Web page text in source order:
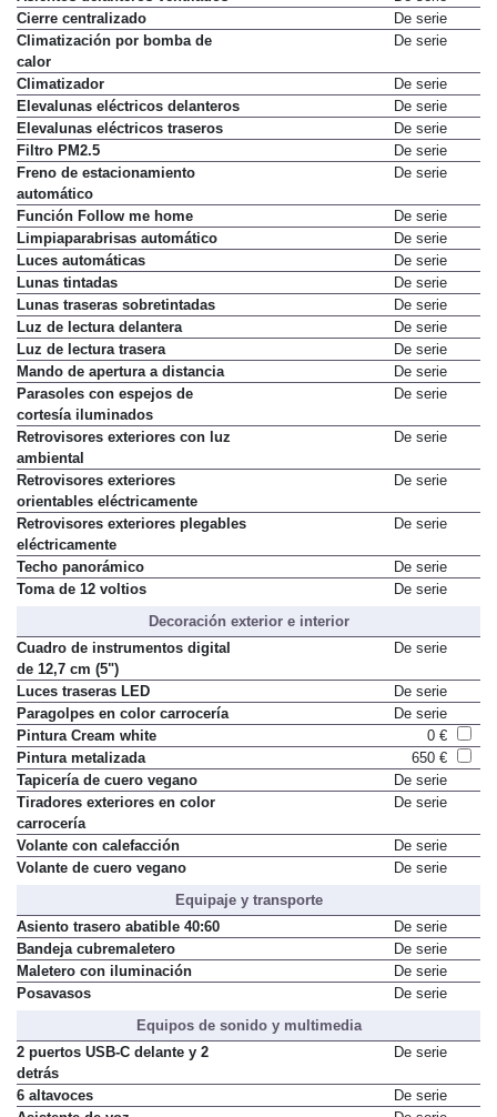
Cierre centralizado
De serie
Climatización por bomba de
calor
De serie
Climatizador
De serie
Elevalunas eléctricos delanteros
De serie
Elevalunas eléctricos traseros
De serie
Filtro PM2.5
De serie
Freno de estacionamiento
automático
De serie
Función Follow me home
De serie
Limpiaparabrisas automático
De serie
Luces automáticas
De serie
Lunas tintadas
De serie
Lunas traseras sobretintadas
De serie
Luz de lectura delantera
De serie
Luz de lectura trasera
De serie
Mando de apertura a distancia
De serie
Parasoles con espejos de
cortesía iluminados
De serie
Retrovisores exteriores con luz
ambiental
De serie
Retrovisores exteriores
orientables eléctricamente
De serie
Retrovisores exteriores plegables
eléctricamente
De serie
Techo panorámico
De serie
Toma de 12 voltios
De serie
Decoración exterior e interior
Cuadro de instrumentos digital
de 12,7 cm (5")
De serie
Luces traseras LED
De serie
Paragolpes en color carrocería
De serie
Pintura Cream white
0 €
Pintura metalizada
650 €
Tapicería de cuero vegano
De serie
Tiradores exteriores en color
carrocería
De serie
Volante con calefacción
De serie
Volante de cuero vegano
De serie
Equipaje y transporte
Asiento trasero abatible 40:60
De serie
Bandeja cubremaletero
De serie
Maletero con iluminación
De serie
Posavasos
De serie
Equipos de sonido y multimedia
2 puertos USB-C delante y 2
detrás
De serie
6 altavoces
De serie